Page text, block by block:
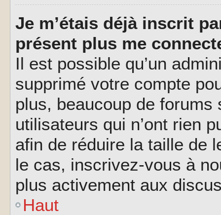
Je m’étais déjà inscrit
présent plus me
Il est possible qu’un
supprimé votre compte
plus, beaucoup de
utilisateurs qui n’ont rien
afin de réduire la taille de
le cas, inscrivez-vous à
plus activement aux
Haut